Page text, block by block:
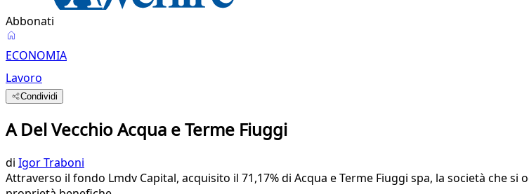
Abbonati
ECONOMIA
Lavoro
Condividi
A Del Vecchio Acqua e Terme Fiuggi
di Igor Traboni
Attraverso il fondo Lmdv Capital, acquisito il 71,17% di Acqua e Terme Fiuggi spa, la società che